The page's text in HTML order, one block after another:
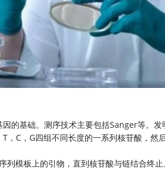
的基础。测序技术主要包括Sanger等。
C，G四组不同长度的一系列核苷酸，然
模板上的引物，直到核苷酸与链结合终